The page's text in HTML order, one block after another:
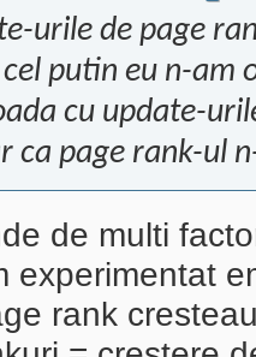
urile de page
cel putin eu n-am
cu update-
ca page rank-ul
de multi
experimentat
rank